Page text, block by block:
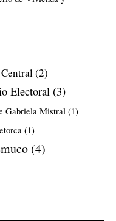
(2)
Electoral (3)
Gabriela Mistral (1)
(1)
(4)